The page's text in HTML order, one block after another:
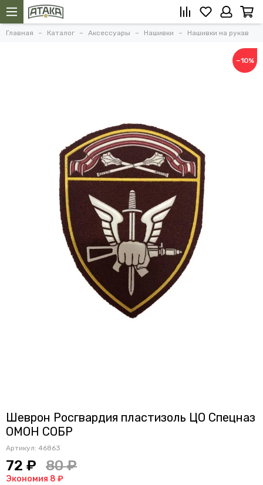
Главная Каталог Аксессуары Нашивки Нашивки на рукав
−10%
Шеврон Росгвардия пластизоль ЦО Спецназ
ОМОН СОБР
Артикул: 46863
72 ₽ 80 ₽
Экономия 8 ₽